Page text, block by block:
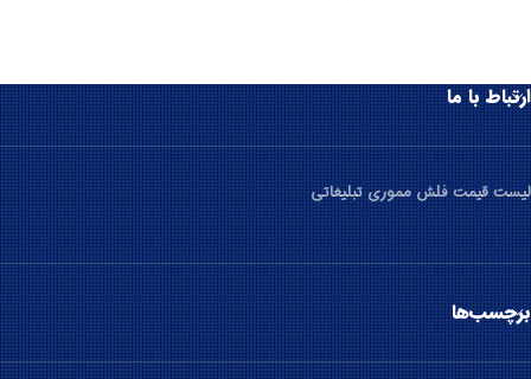
ارتباط با ما
لیست قیمت فلش مموری تبلیغاتی
برچسب‌ها